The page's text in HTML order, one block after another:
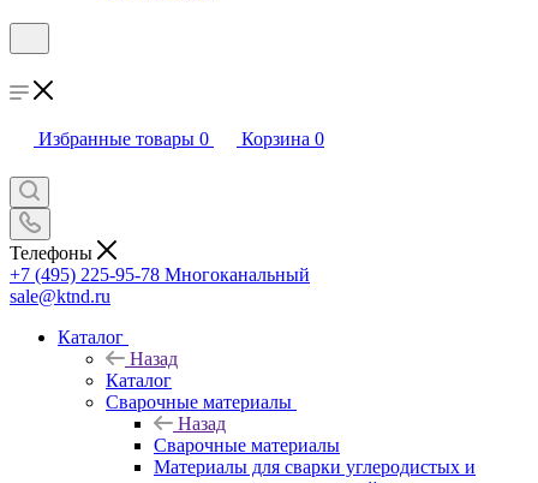
Избранные товары 0 Корзина 0
Телефоны
+7 (495) 225-95-78 Многоканальный
sale@ktnd.ru
Каталог
Назад
Каталог
Сварочные материалы
Назад
Сварочные материалы
Материалы для сварки углеродистых и